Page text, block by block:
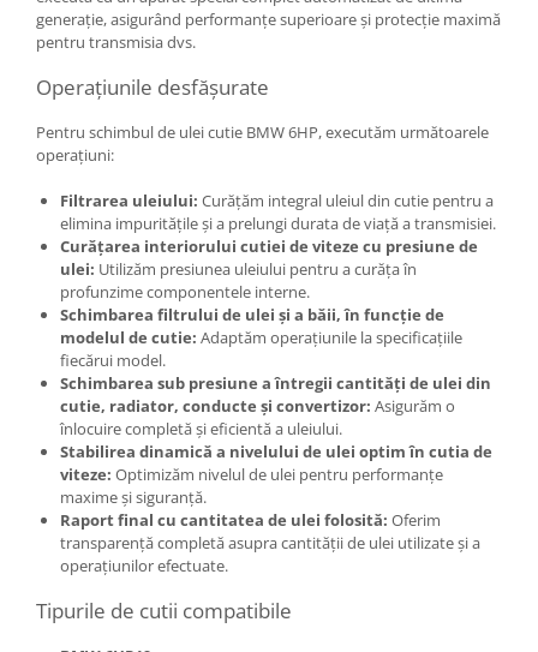
generație, asigurând performanțe superioare și protecție maximă
pentru transmisia dvs.
Operațiunile desfășurate
Pentru schimbul de ulei cutie BMW 6HP, executăm următoarele
operațiuni:
Filtrarea uleiului: Curățăm integral uleiul din cutie pentru a
elimina impuritățile și a prelungi durata de viață a transmisiei.
Curățarea interiorului cutiei de viteze cu presiune de
ulei: Utilizăm presiunea uleiului pentru a curăța în
profunzime componentele interne.
Schimbarea filtrului de ulei și a băii, în funcție de
modelul de cutie: Adaptăm operațiunile la specificațiile
fiecărui model.
Schimbarea sub presiune a întregii cantități de ulei din
cutie, radiator, conducte și convertizor: Asigurăm o
înlocuire completă și eficientă a uleiului.
Stabilirea dinamică a nivelului de ulei optim în cutia de
viteze: Optimizăm nivelul de ulei pentru performanțe
maxime și siguranță.
Raport final cu cantitatea de ulei folosită: Oferim
transparență completă asupra cantității de ulei utilizate și a
operațiunilor efectuate.
Tipurile de cutii compatibile